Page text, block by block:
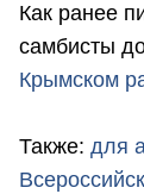
Как ранее
самбисты
Крымском
Также: для